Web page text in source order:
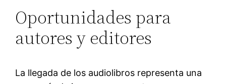
Oportunidades para
autores y editores
La llegada de los audiolibros representa una